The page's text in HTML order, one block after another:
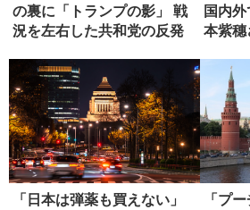
の裏に「トランプの影」 戦
況を左右した共和党の反発
国内
本紫穗
「日本は弾薬も買えない」
「プ